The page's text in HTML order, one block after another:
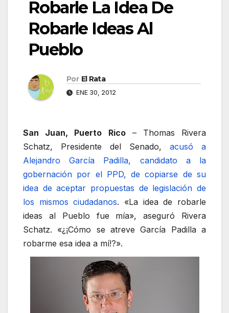
Robarle La Idea De
Robarle Ideas Al
Pueblo
Por El Rata
ENE 30, 2012
San Juan, Puerto Rico– Thomas Rivera
Schatz, Presidente del Senado, acusó a
Alejandro García Padilla, candidato a la
gobernación por el PPD, de copiarse de su
idea de aceptar propuestas de legislación de
los mismos ciudadanos. «La idea de robarle
ideas al Pueblo fue mía», aseguró Rivera
Schatz. «¿¡Cómo se atreve García Padilla a
robarme esa idea a mí!?».